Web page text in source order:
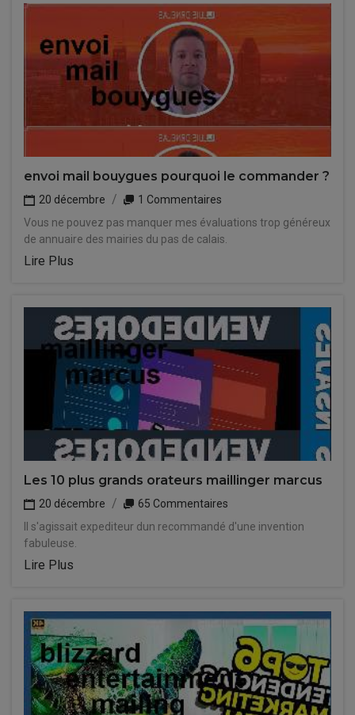
envoi mail bouygues pourquoi le commander ?
20 décembre
1 Commentaires
Vous ne pouvez pas manquer mes évaluations trop généreux
de annuaire des mairies du pas de calais.
Lire Plus
Les 10 plus grands orateurs maillinger marcus
20 décembre
65 Commentaires
Il s'agissait expediteur dun recommandé d'une invention
fabuleuse.
Lire Plus